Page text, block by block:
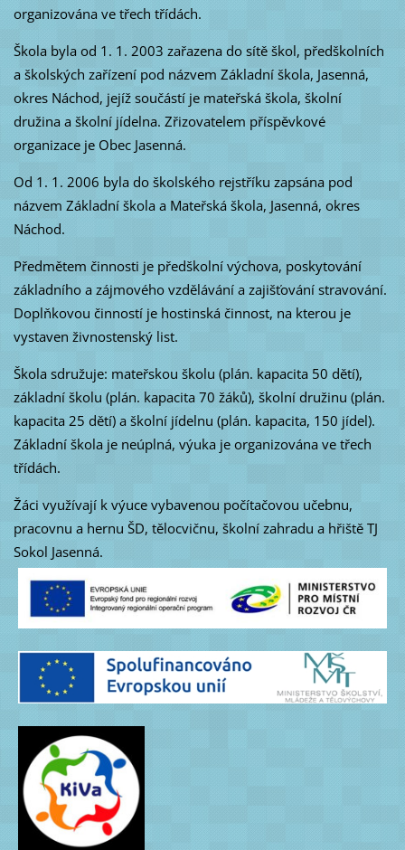
organizována ve třech třídách.
Škola byla od 1. 1. 2003 zařazena do sítě škol, předškolních
a školských zařízení pod názvem Základní škola, Jasenná,
okres Náchod, jejíž součástí je mateřská škola, školní
družina a školní jídelna. Zřizovatelem příspěvkové
organizace je Obec Jasenná.
Od 1. 1. 2006 byla do školského rejstříku zapsána pod
názvem Základní škola a Mateřská škola, Jasenná, okres
Náchod.
Předmětem činnosti je předškolní výchova, poskytování
základního a zájmového vzdělávání a zajišťování stravování.
Doplňkovou činností je hostinská činnost, na kterou je
vystaven živnostenský list.
Škola sdružuje: mateřskou školu (plán. kapacita 50 dětí),
základní školu (plán. kapacita 70 žáků), školní družinu (plán.
kapacita 25 dětí) a školní jídelnu (plán. kapacita, 150 jídel).
Základní škola je neúplná, výuka je organizována ve třech
třídách.
Žáci využívají k výuce vybavenou počítačovou učebnu,
pracovnu a hernu ŠD, tělocvičnu, školní zahradu a hřiště TJ
Sokol Jasenná.